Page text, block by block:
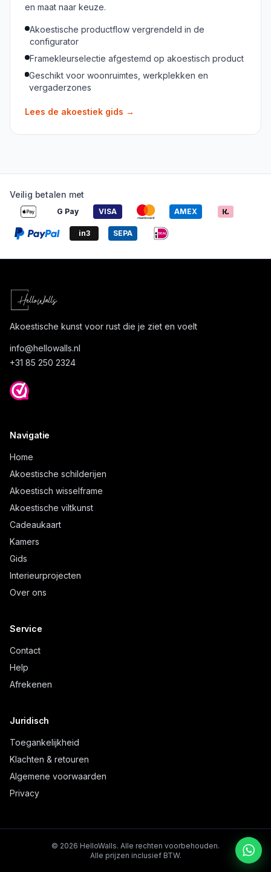
en maat naar keuze.
Akoestische productflow vergrendeld in de
configurator
Framekleurselectie afgestemd op akoestisch product
Geschikt voor woonruimtes, werkplekken en
vergaderzones
Lees de akoestiek gids →
Veilig betalen met
G Pay VISA AMEX
in3 SEPA
Akoestische kunst voor rust die je ziet en voelt
info@hellowalls.nl
+31 85 250 2324
Navigatie
Home
Akoestische schilderijen
Akoestisch wisselframe
Akoestische viltkunst
Cadeaukaart
Kamers
Gids
Interieurprojecten
Over ons
Service
Contact
Help
Afrekenen
Juridisch
Toegankelijkheid
Klachten & retouren
Algemene voorwaarden
Privacy
© 2026 HelloWalls. Alle rechten voorbehouden.
Alle prijzen inclusief BTW.